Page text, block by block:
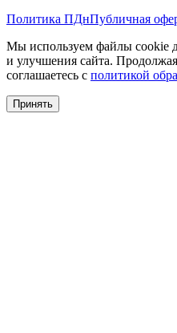
Политика ПДнПубличная
Мы используем файлы cookie
и улучшения сайта.
соглашаетесь с политикой
Принять